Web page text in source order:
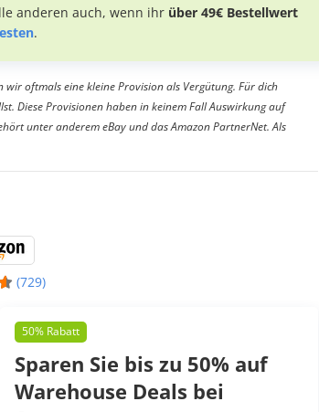
anderen auch, wenn ihr über 49€ Bestellwert
.
oftmals eine kleine Provision als Vergütung. Für dich
Diese Provisionen haben in keinem Fall Auswirkung auf
unter anderem eBay und das Amazon PartnerNet. Als
(729)
50% Rabatt
Sparen Sie bis zu 50% auf
Warehouse Deals bei